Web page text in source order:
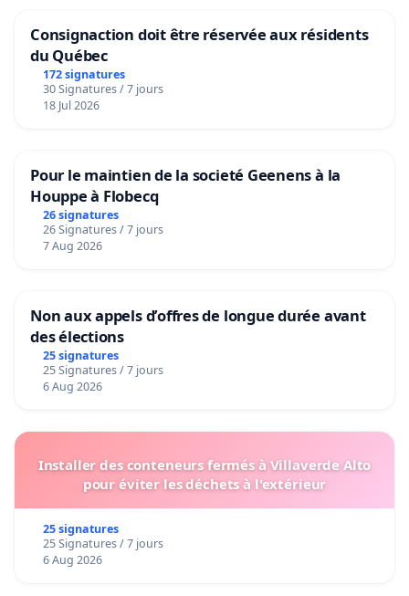
Consignaction doit être réservée aux résidents
du Québec
172 signatures
30 Signatures / 7 jours
18 Jul 2026
Pour le maintien de la societé Geenens à la
Houppe à Flobecq
26 signatures
26 Signatures / 7 jours
7 Aug 2026
Non aux appels d’offres de longue durée avant
des élections
25 signatures
25 Signatures / 7 jours
6 Aug 2026
Installer des conteneurs fermés à Villaverde Alto
pour éviter les déchets à l'extérieur
25 signatures
25 Signatures / 7 jours
6 Aug 2026